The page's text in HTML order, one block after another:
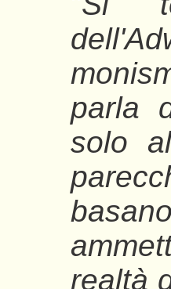
parla
solo
realtà